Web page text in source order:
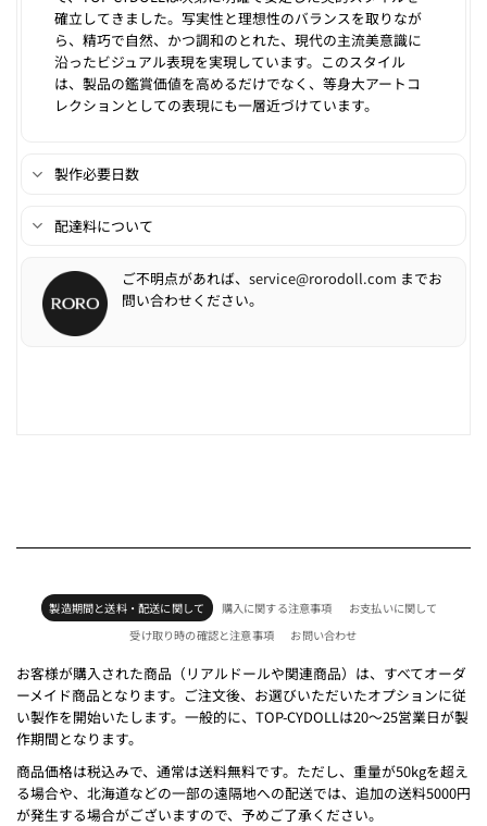
確立してきました。写実性と理想性のバランスを取りなが
ら、精巧で自然、かつ調和のとれた、現代の主流美意識に
沿ったビジュアル表現を実現しています。このスタイル
は、製品の鑑賞価値を高めるだけでなく、等身大アートコ
レクションとしての表現にも一層近づけています。
製作必要日数
配達料について
ご不明点があれば、 service@rorodoll.com までお
問い合わせください。
製造期間と送料・配送に関して 購入に関する注意事項
お支払いに関して
受け取り時の確認と注意事項
お問い合わせ
お客様が購入された商品（リアルドールや関連商品）は、すべてオーダ
ーメイド商品となります。ご注文後、お選びいただいたオプションに従
い製作を開始いたします。一般的に、TOP-CYDOLLは20～25営業日が製
作期間となります。
商品価格は税込みで、通常は送料無料です。ただし、重量が50kgを超え
る場合や、北海道などの一部の遠隔地への配送では、追加の送料5000円
が発生する場合がございますので、予めご了承ください。